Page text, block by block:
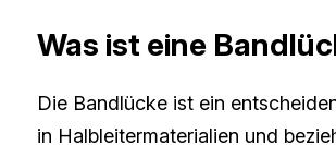
Was ist eine
Die Bandlücke ist ein
in Halbleitermaterialien und